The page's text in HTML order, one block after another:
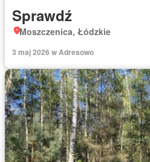
Sprawdź
Moszczenica, Łódzkie
3 maj 2026 w Adresowo